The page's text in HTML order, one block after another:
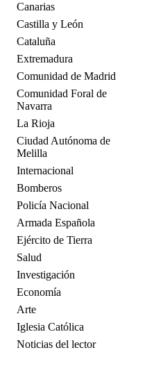
Canarias
Castilla y León
Cataluña
Extremadura
Comunidad de Madrid
Comunidad Foral de
Navarra
La Rioja
Ciudad Autónoma de
Melilla
Internacional
Bomberos
Policía Nacional
Armada Española
Ejército de Tierra
Salud
Investigación
Economía
Arte
Iglesia Católica
Noticias del lector